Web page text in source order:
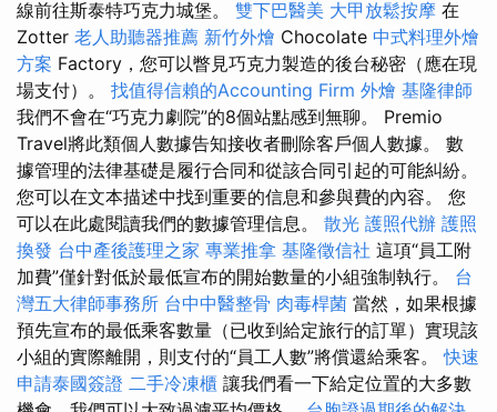
線前往斯泰特巧克力城堡。 雙下巴醫美 大甲放鬆按摩 在
Zotter 老人助聽器推薦 新竹外燴 Chocolate 中式料理外燴
方案 Factory，您可以瞥見巧克力製造的後台秘密（應在現
場支付）。 找值得信賴的Accounting Firm 外燴 基隆律師
我們不會在“巧克力劇院”的8個站點感到無聊。 Premio
Travel將此類個人數據告知接收者刪除客戶個人數據。 數
據管理的法律基礎是履行合同和從該合同引起的可能糾紛。
您可以在文本描述中找到重要的信息和參與費的內容。 您
可以在此處閱讀我們的數據管理信息。 散光 護照代辦 護照
換發 台中產後護理之家 專業推拿 基隆徵信社 這項“員工附
加費”僅針對低於最低宣布的開始數量的小組強制執行。 台
灣五大律師事務所 台中中醫整骨 肉毒桿菌 當然，如果根據
預先宣布的最低乘客數量（已收到給定旅行的訂單）實現該
小組的實際離開，則支付的“員工人數”將償還給乘客。快速
申請泰國簽證 二手冷凍櫃 讓我們看一下給定位置的大多數